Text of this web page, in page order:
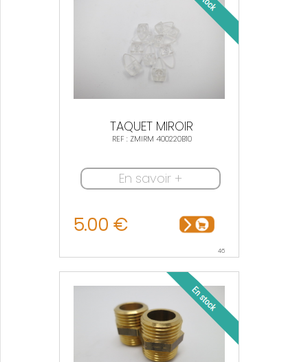
TAQUET MIROIR
REF : ZMIRM 400220B10
En savoir +
5.00 €
46